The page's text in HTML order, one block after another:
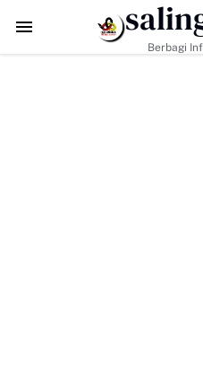
Produk UMKMTMMD Ke-129
Berbagi